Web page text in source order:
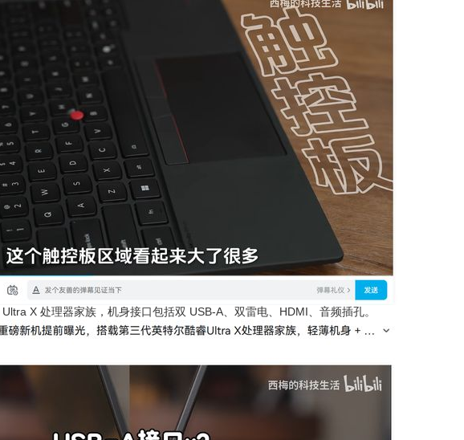
X 处理器家族，机身接口包括双 USB-A、双雷电、HDMI、音频插孔。